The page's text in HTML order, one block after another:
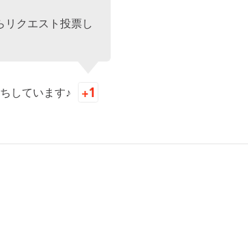
リクエスト投票し
しています♪